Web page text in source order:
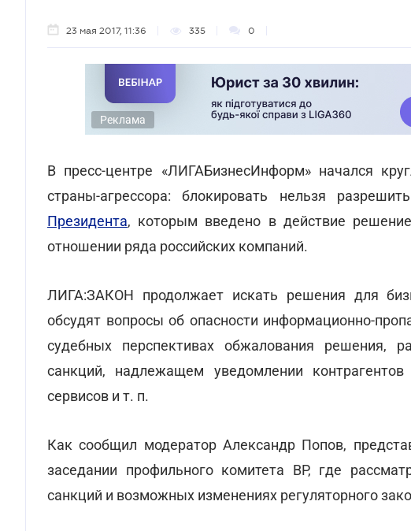
23 мая 2017, 11:36 335 0
Реклама
В пресс-центре «ЛИГАБизнесИнформ» начался
страны-агрессора: блокировать нельзя
Президента, которым введено в действие
отношении ряда российских компаний.
ЛИГА:ЗАКОН продолжает искать решения для
обсудят вопросы об опасности информационно-
судебных перспективах обжалования решения,
санкций, надлежащем уведомлении контрагентов
сервисов и т. п.
Как сообщил модератор Александр Попов,
заседании профильного комитета ВР, где
санкций и возможных изменениях регуляторного